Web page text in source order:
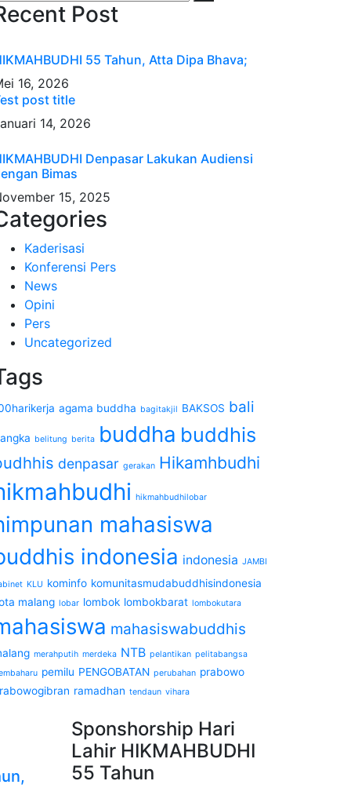
Post
55 Tahun, Atta Dipa Bhava;
16, 2026
post title
14, 2026
Denpasar Lakukan Audiensi
Bimas
15, 2025
Kaderisasi
Konferensi Pers
News
Opini
Pers
Uncategorized
agama buddha bagitakjil BAKSOS bali
belitung berita buddha buddhis
denpasar gerakan Hikamhbudhi
hikmahbudhilobar
mahasiswa
indonesia indonesia JAMBI
KLU kominfo komunitasmudabuddhisindonesia
malang lobar lombok lombokbarat lombokutara
mahasiswabuddhis
merahputih merdeka NTB pelantikan pelitabangsa
pemilu PENGOBATAN perubahan prabowo
ramadhan tendaun vihara
Sponshorship Hari
Lahir HIKMAHBUDHI
55 Tahun